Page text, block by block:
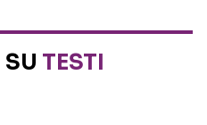
TESTI